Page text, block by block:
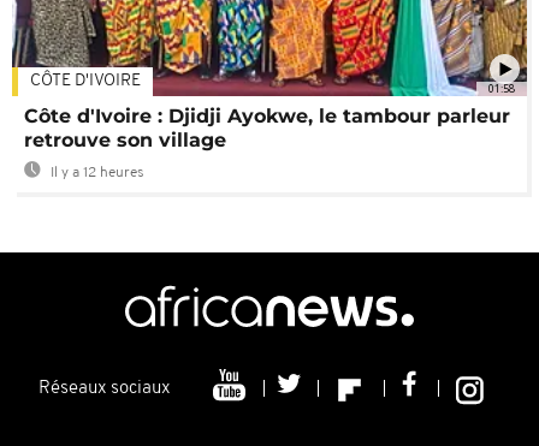
01:58
CÔTE D'IVOIRE
Côte d'Ivoire : Djidji Ayokwe, le tambour parleur
retrouve son village
Il y a 12 heures
Réseaux sociaux